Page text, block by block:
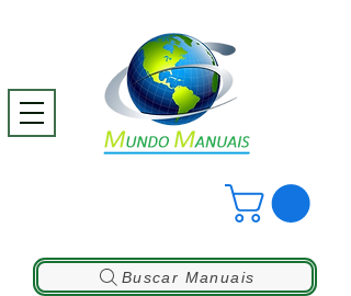
Buscar Manuais